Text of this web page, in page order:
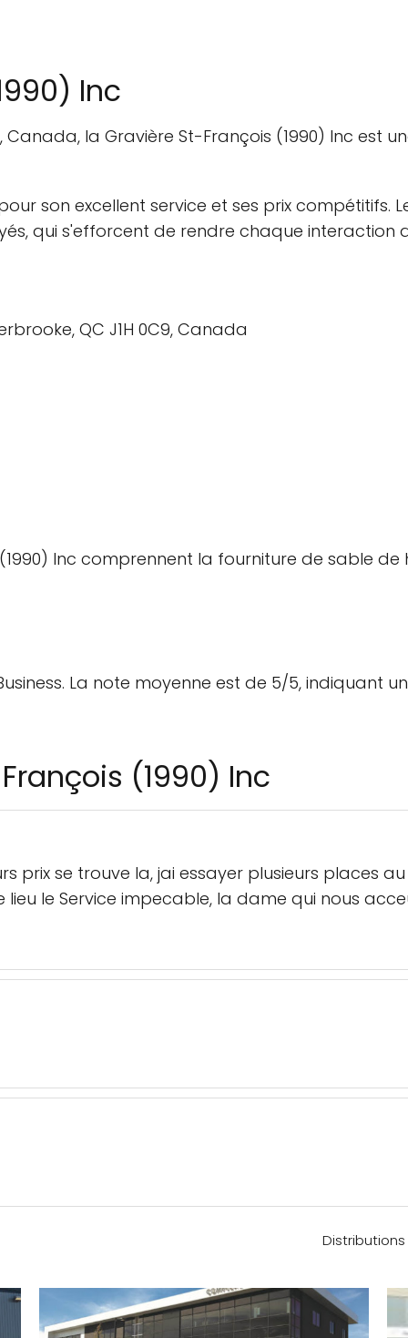
Inc
Canada, la Gravière St-François (1990) Inc est
son excellent service et ses prix compétitifs.
qui s'efforcent de rendre chaque interaction
QC J1H 0C9, Canada
Inc comprennent la fourniture de sable
La note moyenne est de 5/5, indiquant
(1990) Inc
prix se trouve la, jai essayer plusieurs places
le Service impecable, la dame qui nous